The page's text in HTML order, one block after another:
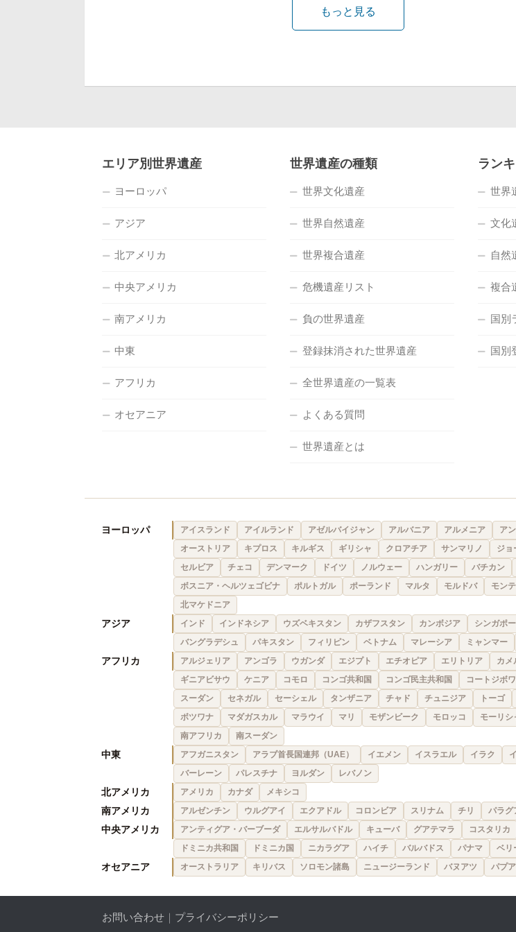
もっと見る
エリア別世界遺産
ヨーロッパ
アジア
北アメリカ
中央アメリカ
南アメリカ
中東
アフリカ
オセアニア
世界遺産の種類
世界文化遺産
世界自然遺産
世界複合遺産
危機遺産リスト
負の世界遺産
登録抹消された世界遺産
全世界遺産の一覧表
よくある質問
世界遺産とは
ラン
世界
文化
自然
複合
国別
国別
ヨーロッパ アイスランド アイルランド アゼルバイジャン アルバニア アルメニア ア
オーストリア
キプロス キルギス ギリシャ クロアチア サンマリノ ジョ
セルビア
チェコ デンマーク ドイツ ノルウェー ハンガリー バチカン
ボスニア・ヘルツェゴビナ
ポルトガル ポーランド マルタ モルドバ モン
北マケドニア
アジア インド インドネシア ウズベキスタン カザフスタン カンボジア シンガポ
バングラデシュ
パキスタン フィリピン ベトナム マレーシア ミャンマー
アフリカ アルジェリア アンゴラ ウガンダ エジプト エチオピア エリトリア カメ
ギニアビサウ
ケニア コモロ コンゴ共和国 コンゴ民主共和国 コートジボ
スーダン
セネガル セーシェル タンザニア チャド チュニジア トーゴ
ボツワナ
マダガスカル マラウイ マリ モザンビーク モロッコ モーリシ
南アフリカ
南スーダン
中東 アフガニスタン アラブ首長国連邦（UAE） イエメン イスラエル イラク
バーレーン
パレスチナ ヨルダン レバノン
北アメリカ アメリカ カナダ メキシコ
南アメリカ アルゼンチン ウルグアイ エクアドル コロンビア スリナム チリ パラグ
中央アメリカ アンティグア・バーブーダ エルサルバドル キューバ グアテマラ コスタリカ
ドミニカ共和国
ドミニカ国 ニカラグア ハイチ バルバドス パナマ ベリ
オセアニア オーストラリア キリバス ソロモン諸島 ニュージーランド バヌアツ パプ
お問い合わせ ｜ プライバシーポリシー